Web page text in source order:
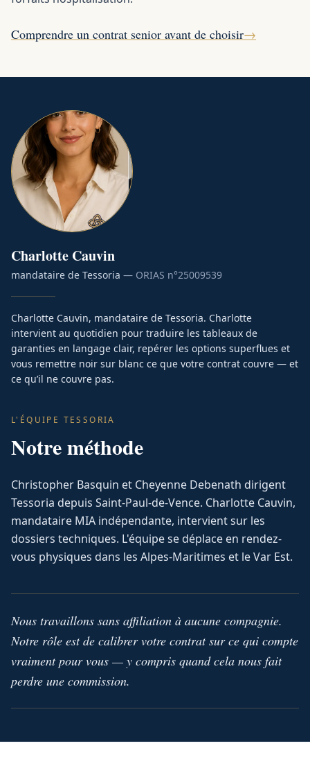
Comprendre un contrat senior avant de choisir→
Charlotte Cauvin
mandataire de Tessoria — ORIAS n°25009539
Charlotte Cauvin, mandataire de Tessoria. Charlotte
intervient au quotidien pour traduire les tableaux de
garanties en langage clair, repérer les options superflues et
vous remettre noir sur blanc ce que votre contrat couvre — et
ce qu’il ne couvre pas.
L'ÉQUIPE TESSORIA
Notre méthode
Christopher Basquin et Cheyenne Debenath dirigent
Tessoria depuis Saint-Paul-de-Vence. Charlotte Cauvin,
mandataire MIA indépendante, intervient sur les
dossiers techniques. L'équipe se déplace en rendez-
vous physiques dans les Alpes-Maritimes et le Var Est.
Nous travaillons sans affiliation à aucune compagnie.
Notre rôle est de calibrer votre contrat sur ce qui compte
vraiment pour vous — y compris quand cela nous fait
perdre une commission.